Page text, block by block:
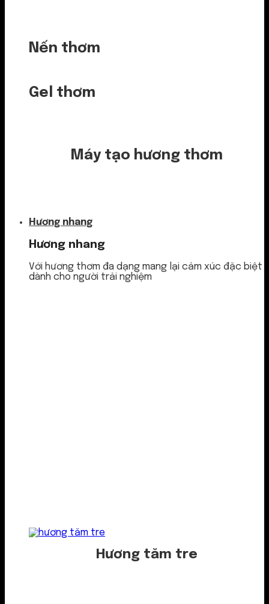
Nến thơm
Gel thơm
Máy tạo hương thơm
Hương nhang
Hương nhang
Với hương thơm đa dạng mang lại cảm xúc đặc biệt
dành cho người trải nghiệm
Hương tăm tre